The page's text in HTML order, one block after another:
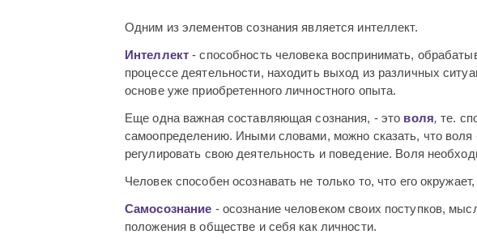
Одним из элементов сознания является интеллект.
Интеллект - способность человека воспринимать,
процессе деятельности, находить выход из различных
основе уже приобретенного личностного опыта.
Еще одна важная составляющая сознания, - это воля, те.
самоопределению. Иными словами, можно сказать, что воля
регулировать свою деятельность и поведение. Воля
Человек способен осознавать не только то, что его
Самосознание - осознание человеком своих поступков,
положения в обществе и себя как личности.